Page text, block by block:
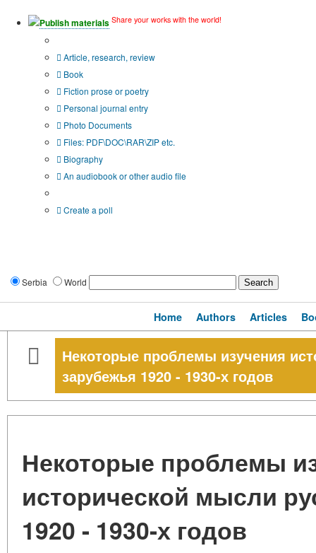
Publish materials Share your works with the world!
Article, research, review
Book
Fiction prose or poetry
Personal journal entry
Photo Documents
Files: PDF\DOC\RAR\ZIP etc.
Biography
An audiobook or other audio file
Create a poll
Serbia World
Home Authors Articles
Некоторые проблемы изучения
зарубежья 1920 - 1930-х годов
Некоторые проблемы
исторической мысли
1920 - 1930-х годов